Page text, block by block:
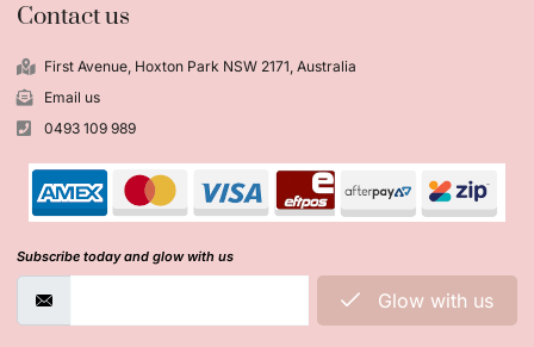
Contact us
First Avenue, Hoxton Park NSW 2171, Australia
Email us
0493 109 989
Subscribe today and glow with us
Glow with us